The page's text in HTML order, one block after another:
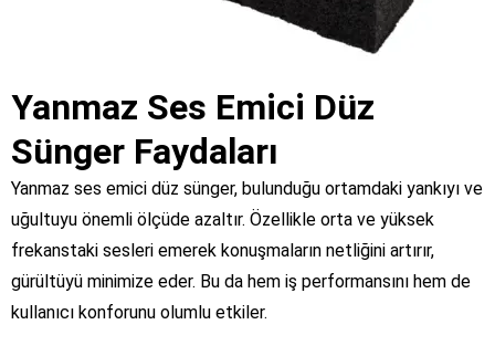
Yanmaz Ses Emici Düz
Sünger Faydaları
Yanmaz ses emici düz sünger, bulunduğu ortamdaki yankıyı ve
uğultuyu önemli ölçüde azaltır. Özellikle orta ve yüksek
frekanstaki sesleri emerek konuşmaların netliğini artırır,
gürültüyü minimize eder. Bu da hem iş performansını hem de
kullanıcı konforunu olumlu etkiler.